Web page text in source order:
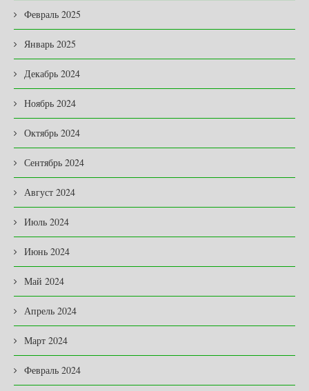
Февраль 2025
Январь 2025
Декабрь 2024
Ноябрь 2024
Октябрь 2024
Сентябрь 2024
Август 2024
Июль 2024
Июнь 2024
Май 2024
Апрель 2024
Март 2024
Февраль 2024